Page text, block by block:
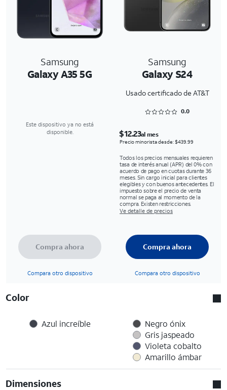
Samsung
Galaxy A35 5G
Samsung
Galaxy S24
Usado certificado de AT&T
Rated 0 out of 5
0.0
Este dispositivo ya no está
disponible.
$12.23al mes
Precio minorista desde: $439.99
Todos los precios mensuales requieren
tasa de interés anual (APR) del 0% con
acuerdo de pago en cuotas durante 36
meses. Sin cargo inicial para clientes
elegibles y con buenos antecedentes. El
impuesto sobre el precio de venta
normal se paga al momento de la
compra. Existen restricciones.
Ve detalle de precios
Compra ahora
Compara otro dispositivo
Compra ahora
Compara otro dispositivo
Color
Azul increíble
Negro ónix
Gris jaspeado
Violeta cobalto
Amarillo ámbar
Dimensiones